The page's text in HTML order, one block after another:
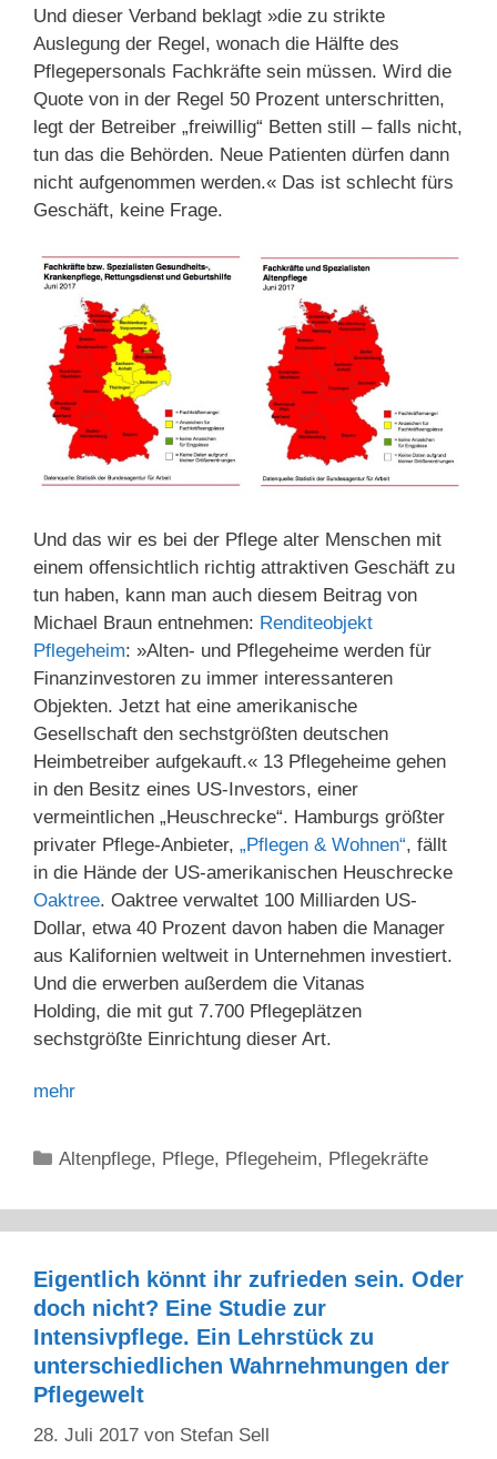
Und dieser Verband beklagt »die zu strikte
Auslegung der Regel, wonach die Hälfte des
Pflegepersonals Fachkräfte sein müssen. Wird die
Quote von in der Regel 50 Prozent unterschritten,
legt der Betreiber „freiwillig“ Betten still – falls nicht,
tun das die Behörden. Neue Patienten dürfen dann
nicht aufgenommen werden.« Das ist schlecht fürs
Geschäft, keine Frage.
Und das wir es bei der Pflege alter Menschen mit
einem offensichtlich richtig attraktiven Geschäft zu
tun haben, kann man auch diesem Beitrag von
Michael Braun entnehmen: Renditeobjekt
Pflegeheim: »Alten- und Pflegeheime werden für
Finanzinvestoren zu immer interessanteren
Objekten. Jetzt hat eine amerikanische
Gesellschaft den sechstgrößten deutschen
Heimbetreiber aufgekauft.« 13 Pflegeheime gehen
in den Besitz eines US-Investors, einer
vermeintlichen „Heuschrecke“. Hamburgs größter
privater Pflege-Anbieter, „Pflegen & Wohnen“, fällt
in die Hände der US-amerikanischen Heuschrecke
Oaktree. Oaktree verwaltet 100 Milliarden US-
Dollar, etwa 40 Prozent davon haben die Manager
aus Kalifornien weltweit in Unternehmen investiert.
Und die erwerben außerdem die Vitanas
Holding, die mit gut 7.700 Pflegeplätzen
sechstgrößte Einrichtung dieser Art.
mehr
Kategorien
Altenpflege, Pflege, Pflegeheim, Pflegekräfte
Eigentlich könnt ihr zufrieden sein. Oder
doch nicht? Eine Studie zur
Intensivpflege. Ein Lehrstück zu
unterschiedlichen Wahrnehmungen der
Pflegewelt
28. Juli 2017 von Stefan Sell